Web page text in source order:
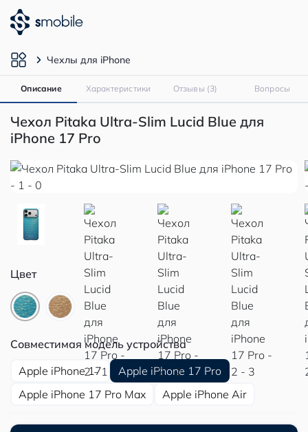
Чехлы для iPhone
Описание Характеристики Отзывы (3) Вопросы
Чехол Pitaka Ultra-Slim Lucid Blue для
iPhone 17 Pro
Цвет
Совместимая модель устройства
Apple iPhone 17
Apple iPhone 17 Pro
Apple iPhone 17 Pro Max
Apple iPhone Air